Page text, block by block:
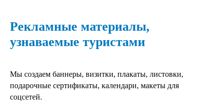
Рекламные материалы,
узнаваемые туристами
Мы создаем баннеры, визитки, плакаты, листовки,
подарочные сертификаты, календари, макеты для
соцсетей.